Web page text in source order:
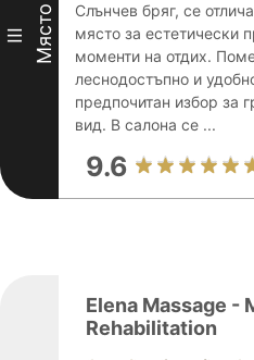
III Място
Слънчев бряг, се
място за естетически
моменти на отдих.
леснодостъпно и
предпочитан избор за
вид. В салона се ...
9.6
Elena Massage -
Rehabilitation